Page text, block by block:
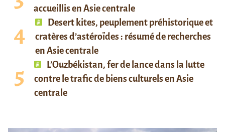
accueillis en Asie centrale
Desert kites, peuplement préhistorique et
cratères d’astéroïdes : résumé de recherches
en Asie centrale
L’Ouzbékistan, fer de lance dans la lutte
contre le trafic de biens culturels en Asie
centrale